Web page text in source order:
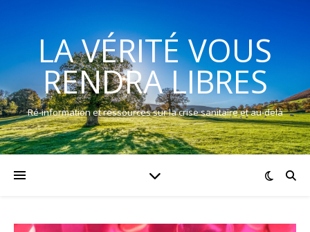
LA VÉRITÉ VOUS
RENDRA LIBRES
Ré-information et ressources sur la crise sanitaire et au-delà